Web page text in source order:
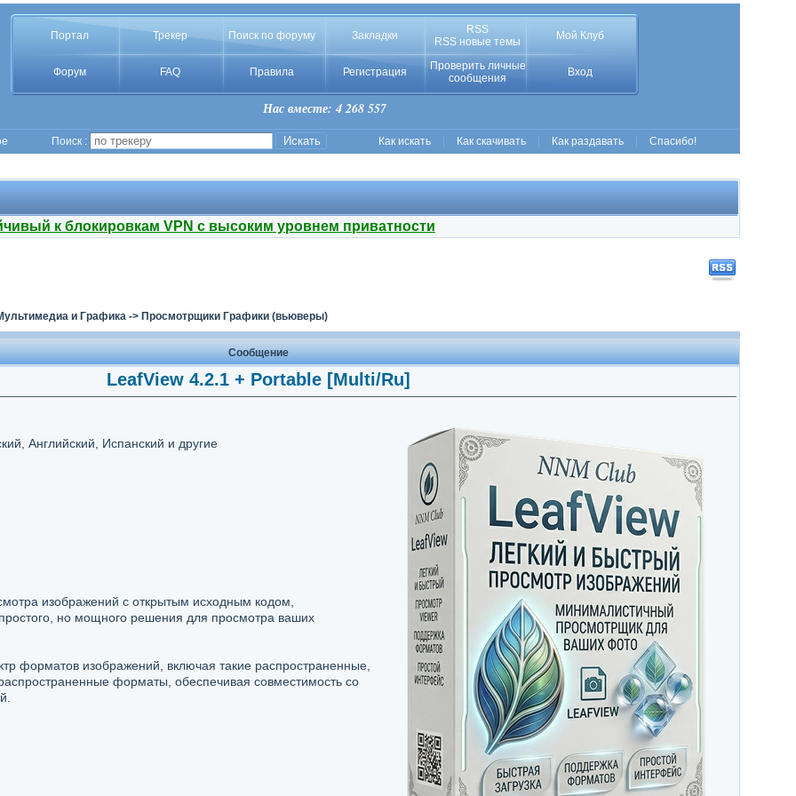
Портал Трекер Поиск по форуму Закладки
RSS
RSS новые темы
Мой Клуб
Форум FAQ Правила Регистрация
Проверить личные
сообщения
Вход
Нас вместе: 4 268 557
Поиск : Как искать Как скачивать Как раздавать Спасибо!
к блокировкам VPN с высоким уровнем приватности
и Графика-> Просмотрщики Графики (вьюверы)
Сообщение
LeafView 4.2.1 + Portable [Multi/Ru]
Английский, Испанский и другие
изображений с открытым исходным кодом,
но мощного решения для просмотра ваших
форматов изображений, включая такие распространенные,
форматы, обеспечивая совместимость со